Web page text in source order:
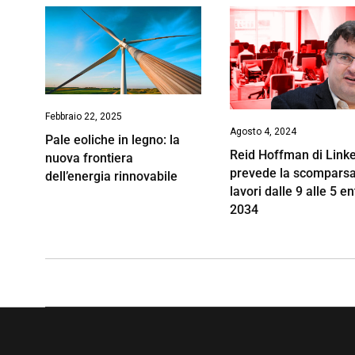
Febbraio 22, 2025
Pale eoliche in legno: la
nuova frontiera
dell’energia rinnovabile
Agosto 4, 2024
Reid Hoffman di
prevede la
lavori dalle 9 alle 5
2034